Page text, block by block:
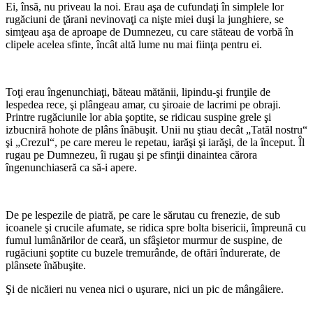
Ei, însă, nu priveau la noi. Erau aşa de cufundaţi în simplele lor
rugăciuni de ţărani nevinovaţi ca nişte miei duşi la junghiere, se
simţeau aşa de aproape de Dumnezeu, cu care stăteau de vorbă în
clipele acelea sfinte, încât altă lume nu mai fiinţa pentru ei.
Toţi erau îngenunchiaţi, băteau mătănii, lipindu-şi frunţile de
lespedea rece, şi plângeau amar, cu şiroaie de lacrimi pe obraji.
Printre rugăciunile lor abia şoptite, se ridicau suspine grele şi
izbucniră hohote de plâns înăbuşit. Unii nu ştiau decât „Tatăl nostru“
şi „Crezul“, pe care mereu le repetau, iarăşi şi iarăşi, de la început. Îl
rugau pe Dumnezeu, îi rugau şi pe sfinţii dinaintea cărora
îngenunchiaseră ca să-i apere.
De pe lespezile de piatră, pe care le sărutau cu frenezie, de sub
icoanele şi crucile afumate, se ridica spre bolta bisericii, împreună cu
fumul lumânărilor de ceară, un sfâşietor murmur de suspine, de
rugăciuni şoptite cu buzele tremurânde, de oftări îndurerate, de
plânsete înăbuşite.
Şi de nicăieri nu venea nici o uşurare, nici un pic de mângâiere.